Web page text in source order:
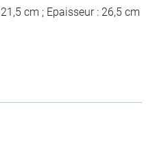
cm ; Epaisseur : 26,5 cm